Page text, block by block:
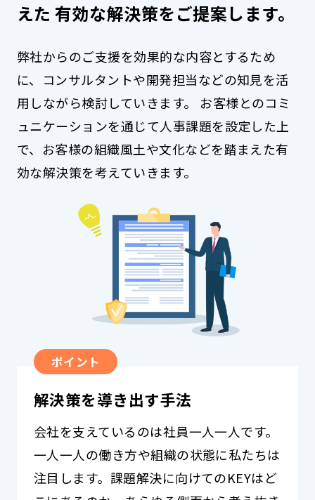
えた 有効な解決策をご提案します。
弊社からのご支援を効果的な内容とするため
に、コンサルタントや開発担当などの知見を活
用しながら検討していきます。
お客様とのコミ
ュニケーションを通じて人事課題を設定した上
で、お客様の組織風土や文化などを踏まえた有
効な解決策を考えていきます。
ポイント
解決策を導き出す手法
会社を支えているのは社員一人一人です。
一人一人の働き方や組織の状態に私たちは
注目します。課題解決に向けてのKEYはど